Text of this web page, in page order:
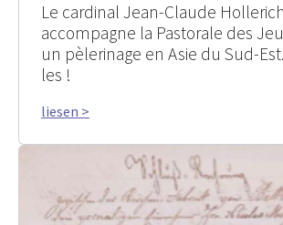
Le cardinal Jean-Claude Hollerich
accompagne la Pastorale des
un pèlerinage en Asie du Sud-
les !
liesen >